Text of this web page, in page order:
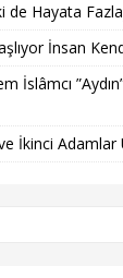
de Hayata
İnsan
İslâmcı
İkinci Adamlar